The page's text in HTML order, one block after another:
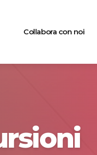
Collabora con noi